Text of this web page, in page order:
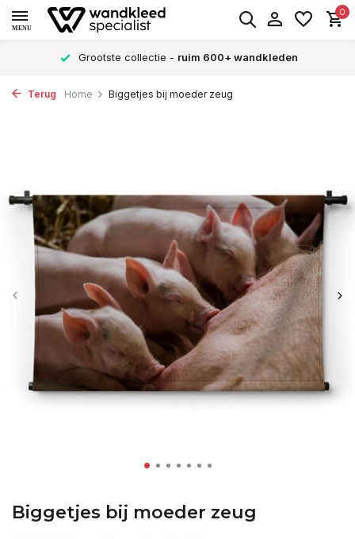
MENU
0
Grootste collectie - ruim 600+ wandkleden
Terug Home Biggetjes bij moeder zeug
Biggetjes bij moeder zeug